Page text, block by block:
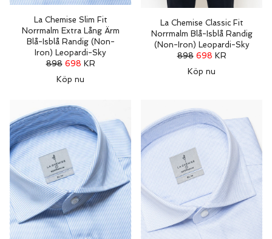
La Chemise Slim Fit
Norrmalm Extra Lång Ärm
Blå-Isblå Randig (Non-
Iron) Leopardi-Sky
898 698 KR
Köp nu
La Chemise Classic Fit
Norrmalm Blå-Isblå Randig
(Non-Iron) Leopardi-Sky
898 698 KR
Köp nu